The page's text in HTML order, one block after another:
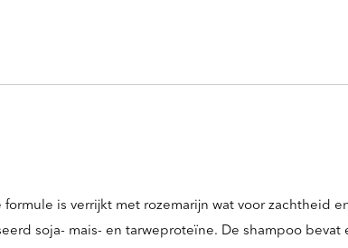
is verrijkt met rozemarijn wat voor zachtheid
soja- mais- en tarweproteïne. De shampoo